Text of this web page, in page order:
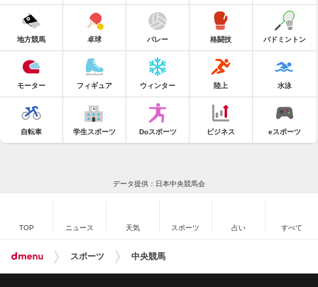
地方競馬 卓球 バレー 格闘技 バドミントン
モーター フィギュア ウィンター 陸上 水泳
自転車 学生スポーツ Doスポーツ ビジネス eスポーツ
データ提供：日本中央競馬会
TOP ニュース 天気 スポーツ 占い すべて
スポーツ 中央競馬